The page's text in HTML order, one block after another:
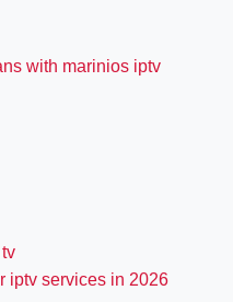
with marinios iptv
iptv services in 2026